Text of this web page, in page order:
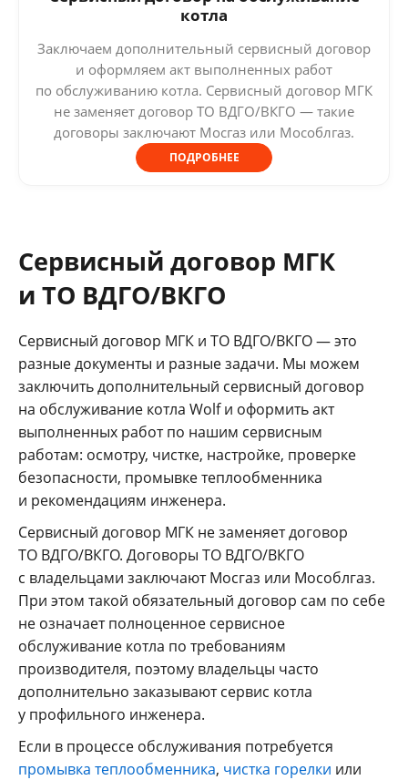
котла
Заключаем дополнительный сервисный договор
и оформляем акт выполненных работ
по обслуживанию котла. Сервисный договор МГК
не заменяет договор ТО ВДГО/ВКГО — такие
договоры заключают Мосгаз или Мособлгаз.
ПОДРОБНЕЕ
Сервисный договор МГК
и ТО ВДГО/ВКГО
Сервисный договор МГК и ТО ВДГО/ВКГО — это
разные документы и разные задачи. Мы можем
заключить дополнительный сервисный договор
на обслуживание котла Wolf и оформить акт
выполненных работ по нашим сервисным
работам: осмотру, чистке, настройке, проверке
безопасности, промывке теплообменника
и рекомендациям инженера.
Сервисный договор МГК не заменяет договор
ТО ВДГО/ВКГО. Договоры ТО ВДГО/ВКГО
с владельцами заключают Мосгаз или Мособлгаз.
При этом такой обязательный договор сам по себе
не означает полноценное сервисное
обслуживание котла по требованиям
производителя, поэтому владельцы часто
дополнительно заказывают сервис котла
у профильного инженера.
Если в процессе обслуживания потребуется
промывка теплообменника, чистка горелки или